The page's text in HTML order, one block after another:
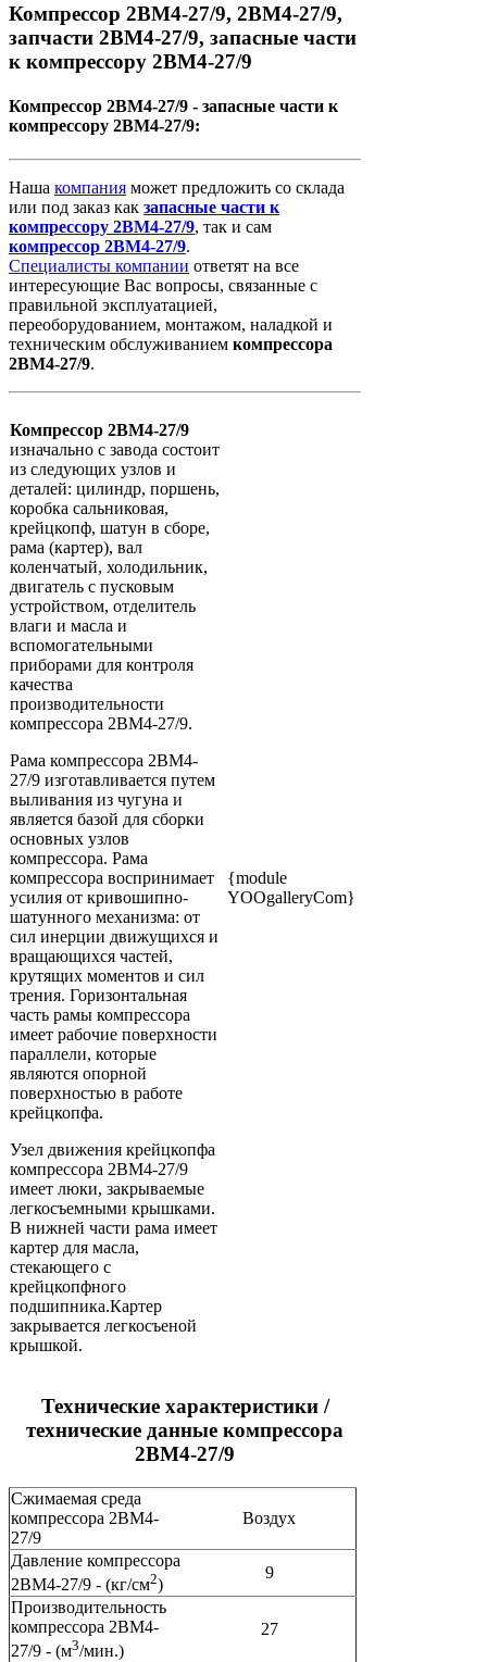
Компрессор 2ВМ4-27/9, 2ВМ4-27/9,
запчасти 2ВМ4-27/9, запасные части
к компрессору 2ВМ4-27/9
Компрессор 2ВМ4-27/9 - запасные части к
компрессору 2ВМ4-27/9:
Наша компания может предложить со склада
или под заказ как запасные части к
компрессору 2ВМ4-27/9, так и сам
компрессор 2ВМ4-27/9.
Специалисты компании ответят на все
интересующие Вас вопросы, связанные с
правильной эксплуатацией,
переоборудованием, монтажом, наладкой и
техническим обслуживанием компрессора
2ВМ4-27/9.
Компрессор 2ВМ4-27/9
изначально с завода состоит
из следующих узлов и
деталей: цилиндр, поршень,
коробка сальниковая,
крейцкопф, шатун в сборе,
рама (картер), вал
коленчатый, холодильник,
двигатель с пусковым
устройством, отделитель
влаги и масла и
вспомогательными
приборами для контроля
качества
производительности
компрессора 2ВМ4-27/9.
Рама компрессора 2ВМ4-
27/9 изготавливается путем
выливания из чугуна и
является базой для сборки
основных узлов
компрессора. Рама
компрессора воспринимает
усилия от кривошипно-
шатунного механизма: от
сил инерции движущихся и
вращающихся частей,
крутящих моментов и сил
трения. Горизонтальная
часть рамы компрессора
имеет рабочие поверхности
параллели, которые
являются опорной
поверхностью в работе
крейцкопфа.
Узел движения крейцкопфа
компрессора 2ВМ4-27/9
имеет люки, закрываемые
легкосъемными крышками.
В нижней части рама имеет
картер для масла,
стекающего с
крейцкопфного
подшипника.Картер
закрывается легкосъеной
крышкой.
{module
YOOgalleryCom}
Технические характеристики /
технические данные компрессора
2ВМ4-27/9
Сжимаемая среда
компрессора 2ВМ4-
27/9
Воздух
Давление компрессора
2ВМ4-27/9 - (кг/см2)
9
Производительность
компрессора 2ВМ4-
27/9 - (м3/мин.)
27